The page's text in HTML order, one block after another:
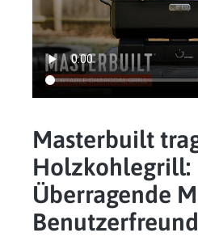
Masterbuilt
Holzkohlegrill:
Überragende